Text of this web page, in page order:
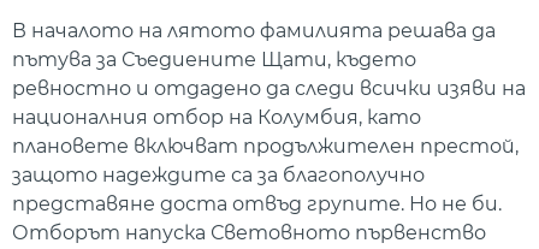
В началото на лятото фамилията решава да
пътува за Съедиените Щати, където
ревностно и отдадено да следи всички изяви на
националния отбор на Колумбия, като
плановете включват продължителен престой,
защото надеждите са за благополучно
представяне доста отвъд групите. Но не би.
Отборът напуска Световното първенство